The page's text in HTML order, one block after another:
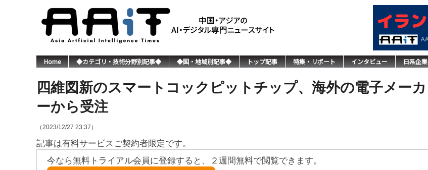
Home ◆カテゴリ・技術分野別記事◆ ◆国・地域別記事◆ トップ記事 特集・リポート インタビュー 日系企業
四維図新のスマートコックピットチップ、海外の電子メーカ
ーから受注
（2023/12/27 23:37）
記事は有料サービスご契約者限定です。
今なら無料トライアル会員に登録すると、２週間無料で閲覧できます。